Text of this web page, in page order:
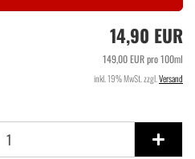
14,90 EUR
149,00 EUR pro 100ml
inkl. 19% MwSt. zzgl. Versand